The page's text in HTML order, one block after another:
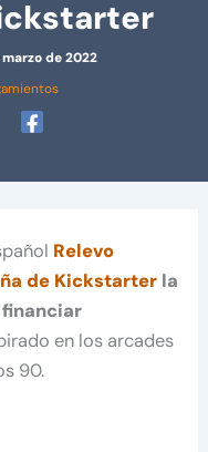
de 2022
Relevo
de Kickstarter la
en los arcades
90.